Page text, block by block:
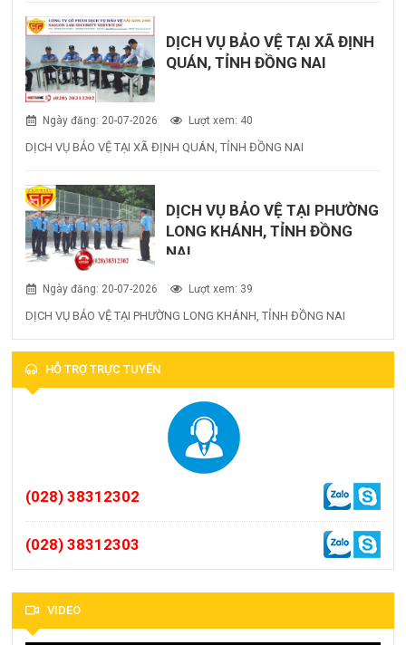
DỊCH VỤ BẢO VỆ TẠI XÃ ĐỊNH
QUÁN, TỈNH ĐỒNG NAI
Ngày đăng: 20-07-2026 Lượt xem: 40
DỊCH VỤ BẢO VỆ TẠI XÃ ĐỊNH QUÁN, TỈNH ĐỒNG NAI
DỊCH VỤ BẢO VỆ TẠI PHƯỜNG
LONG KHÁNH, TỈNH ĐỒNG
NAI
Ngày đăng: 20-07-2026 Lượt xem: 39
DỊCH VỤ BẢO VỆ TẠI PHƯỜNG LONG KHÁNH, TỈNH ĐỒNG NAI
HỖ TRỢ TRỰC TUYẾN
(028) 38312302
(028) 38312303
VIDEO